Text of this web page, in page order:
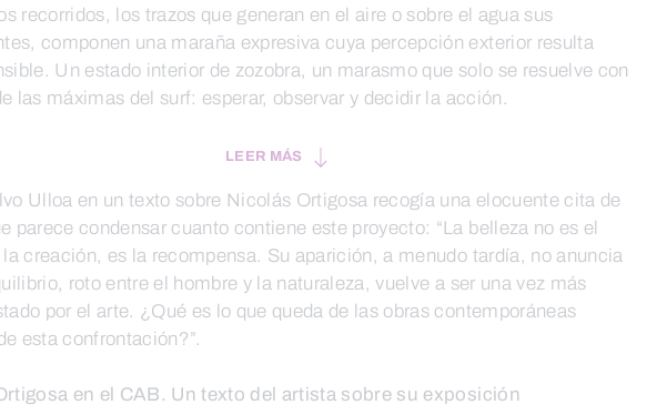
recorridos, los trazos que generan en el aire o sobre el agua sus
componen una maraña expresiva cuya percepción exterior resulta
Un estado interior de zozobra, un marasmo que solo se resuelve con
las máximas del surf: esperar, observar y decidir la acción.
LEER MÁS
Ulloa en un texto sobre Nicolás Ortigosa recogía una elocuente cita de
parece condensar cuanto contiene este proyecto: “La belleza no es el
la creación, es la recompensa. Su aparición, a menudo tardía, no anuncia
roto entre el hombre y la naturaleza, vuelve a ser una vez más
por el arte. ¿Qué es lo que queda de las obras contemporáneas
esta confrontación?”.
en el CAB. Un texto del artista sobre su exposición